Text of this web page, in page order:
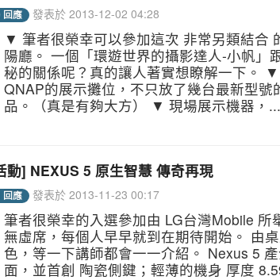
回應 發表於 2013-12-02 04:28
▼ 筆者很榮幸可以參加這次 非常另類結合
陽廳。 一個「環遊世界的攝影達人-小帆」
秘的關係呢？真的讓人著實想瞭解一下。
QNAP的展示攤位，不只放了幾台最新型
品。（真是有夠大方） ▼ 現場展示機器，...
動] NEXUS 5 原生智慧 傳奇再現
回應 發表於 2013-11-23 00:17
筆者很榮幸的入選參加由 LG台灣Mobile
無虛席，每個人早早就到在期待開始。 由
色，等一下講師都會一一介紹。 Nexus 5
面，並首創 陶瓷側鍵；輕薄的機身 厚度